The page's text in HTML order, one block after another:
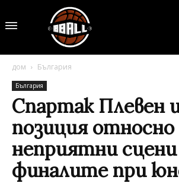
дом България
България
Спартак Плевен
позиция относно
неприятни
финалите при